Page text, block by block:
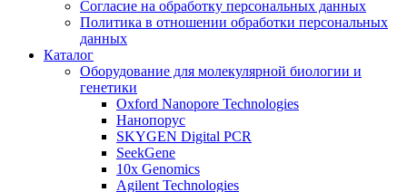
Согласие на обработку персональных данных
Политика в отношении обработки персональных
данных
Каталог
Оборудование для молекулярной биологии и
генетики
Oxford Nanopore Technologies
Нанопорус
SKYGEN Digital PCR
SeekGene
10x Genomics
Agilent Technologies